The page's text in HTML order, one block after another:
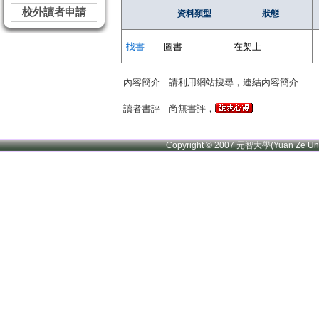
校外讀者申請
資料類型 狀態
找書 圖書 在架上
內容簡介 請利用網站搜尋，連結內容簡介
讀者書評 尚無書評，
Copyright © 2007 元智大學(Yuan Ze